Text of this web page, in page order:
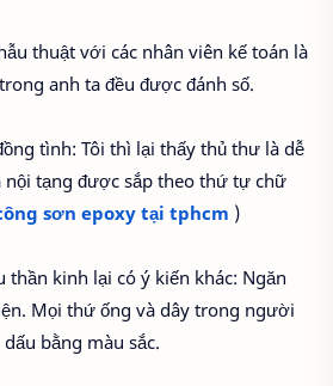
thuật với các nhân viên kế toán là
anh ta đều được đánh số.
tình: Tôi thì lại thấy thủ thư là dễ
nội tạng được sắp theo thứ tự chữ
sơn epoxy tại tphcm )
thần kinh lại có ý kiến khác: Ngăn
Mọi thứ ống và dây trong người
bằng màu sắc.